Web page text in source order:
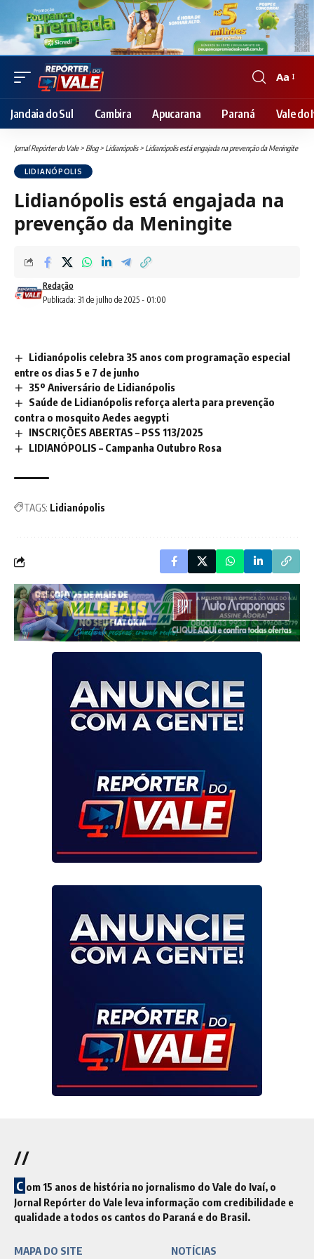
Font
Resizer
Aa
Jandaia do Sul Cambira Apucarana Paraná Vale do
Jornal Repórter do Vale> Blog> Lidianópolis> Lidianópolis está engajada na prevenção da Meningite
LIDIANÓPOLIS
Lidianópolis está engajada na
prevenção da Meningite
Publicada: 31 de julho de 2025 - 01:00
Redação
Lidianópolis celebra 35 anos com programação especial
entre os dias 5 e 7 de junho
35º Aniversário de Lidianópolis
Saúde de Lidianópolis reforça alerta para prevenção
contra o mosquito Aedes aegypti
INSCRIÇÕES ABERTAS – PSS 113/2025
LIDIANÓPOLIS – Campanha Outubro Rosa
TAGS: Lidianópolis
//
C om 15 anos de história no jornalismo do Vale do Ivaí, o
Jornal Repórter do Vale leva informação com credibilidade e
qualidade a todos os cantos do Paraná e do Brasil.
MAPA DO SITE NOTÍCIAS